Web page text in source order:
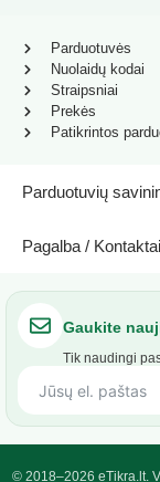
Parduotuvių
Pagalba / Kontaktai
Parduotuvės
Nuolaidų kodai
Straipsniai
Prekės
Patikrintos
Gaukite
Tik naudingi
© 2018–2026 eTikra.lt.